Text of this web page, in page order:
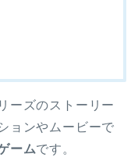
ーズのストーリー
ョンやムービーで
ームです。